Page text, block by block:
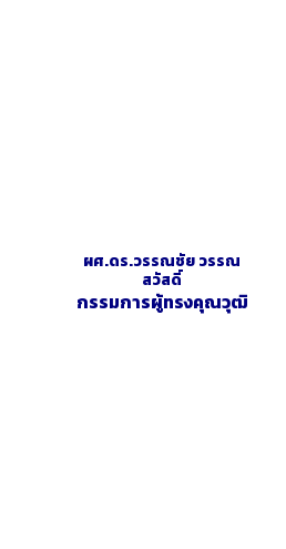
ผศ.ดร.วรรณชัย วรรณ
สวัสดิ์
กรรมการผู้ทรงคุณวุฒิ